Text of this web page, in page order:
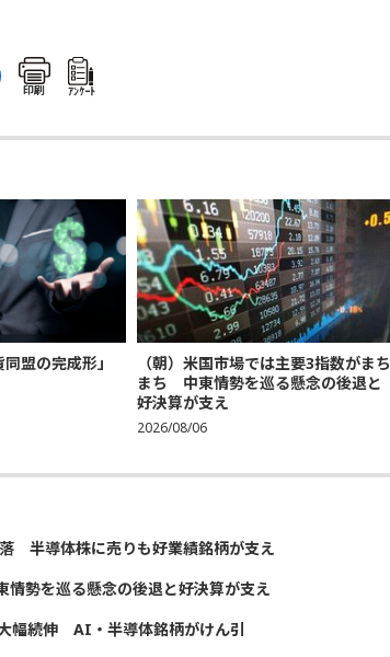
印刷 ｱﾝｹｰﾄ
盟の完成形」
（朝）米国市場では主要3指数がまち
まち 中東情勢を巡る懸念の後退と
好決算が支え
2026/08/06
半導体株に売りも好業績銘柄が支え
勢を巡る懸念の後退と好決算が支え
幅続伸 AI・半導体銘柄がけん引